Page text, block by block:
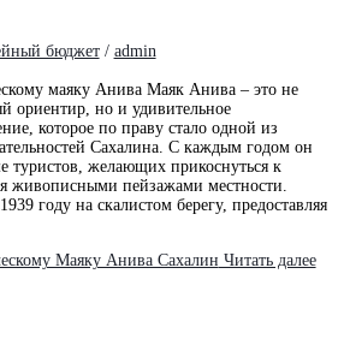
бюджет/ admin
маяку Анива Маяк Анива – это не
ориентир, но и удивительное
которое по праву стало одной из
Сахалина. С каждым годом он
туристов, желающих прикоснуться к
живописными пейзажами местности.
году на скалистом берегу, предоставляя
Маяку Анива Сахалин Читать далее